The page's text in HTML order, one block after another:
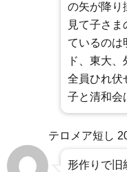
の矢が降り
見て子さ
ているのは
ド、東大
全員ひれ伏
子と清和会
テロメア短し
形作りで旧